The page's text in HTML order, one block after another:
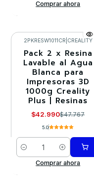
Comprar ahora
-10%
2PKRESW1011CR CREALITY
Pack 2 x Resina
Lavable al Agua
Blanca para
Impresoras 3D
1000g Creality
Plus | Resinas
$42.990$47.767
5.0
Cantidad
Comprar ahora